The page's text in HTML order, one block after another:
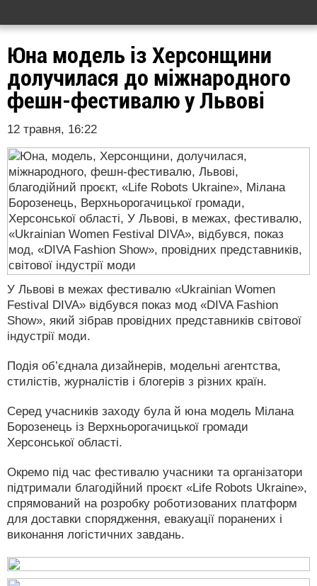
Юна модель із Херсонщини
долучилася до міжнародного
фешн-фестивалю у Львові
12 травня, 16:22
У Львові в межах фестивалю «Ukrainian Women
Festival DIVA» відбувся показ мод «DIVA Fashion
Show», який зібрав провідних представників світової
індустрії моди.
Подія об’єднала дизайнерів, модельні агентства,
стилістів, журналістів і блогерів з різних країн.
Серед учасників заходу була й юна модель Мілана
Борозенець із Верхньорогачицької громади
Херсонської області.
Окремо під час фестивалю учасники та організатори
підтримали благодійний проєкт «Life Robots Ukraine»,
спрямований на розробку роботизованих платформ
для доставки спорядження, евакуації поранених і
виконання логістичних завдань.